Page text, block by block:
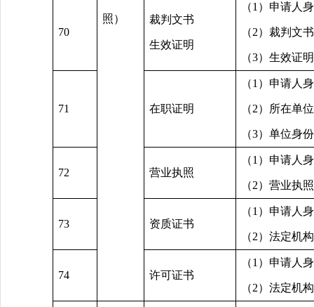
照）
70
裁判文书
生效证明
（1）申请人
（2）裁判文
（3）生效证
71 在职证明
（1）申请人
（2）所在单
（3）单位身
72 营业执照
（1）申请人
（2）营业执
73 资质证书
（1）申请人
（2）法定机
74 许可证书
（1）申请人
（2）法定机